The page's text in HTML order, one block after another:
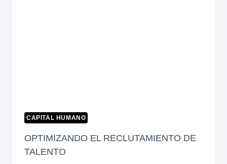
CAPITAL HUMANO
OPTIMIZANDO EL RECLUTAMIENTO DE
TALENTO